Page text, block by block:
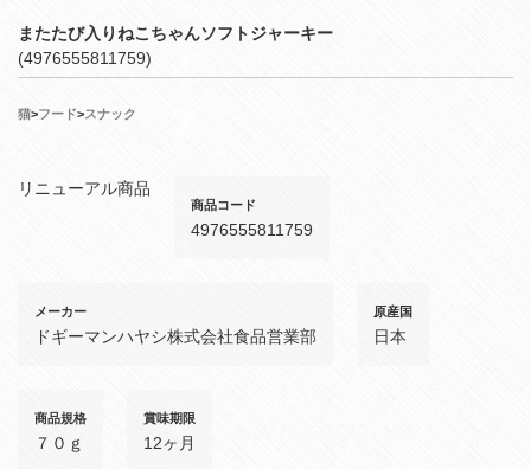
またたび入りねこちゃんソフトジャーキー
(4976555811759)
猫>フード>スナック
リニューアル商品
商品コード
4976555811759
メーカー
ドギーマンハヤシ株式会社食品営業部
原産国
日本
商品規格
７０ｇ
賞味期限
12ヶ月